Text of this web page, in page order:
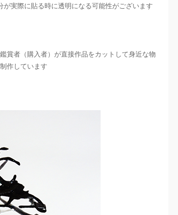
実際に貼る時に透明になる可能性がございます
賞者（購入者）が直接作品をカットして身近な物
作しています